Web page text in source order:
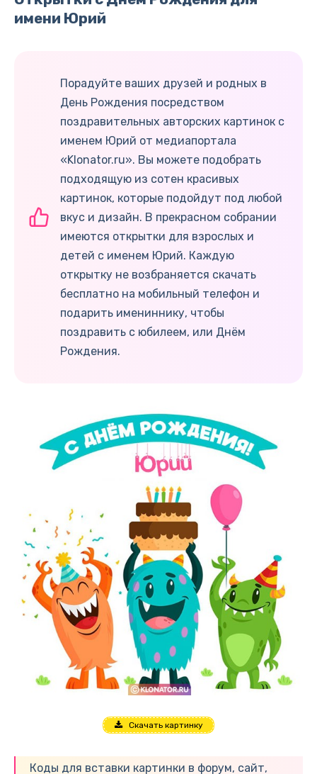
имени Юрий
Порадуйте ваших друзей и родных в
День Рождения посредством
поздравительных авторских картинок с
именем Юрий от медиапортала
«Klonator.ru». Вы можете подобрать
подходящую из сотен красивых
картинок, которые подойдут под любой
вкус и дизайн. В прекрасном собрании
имеются открытки для взрослых и
детей с именем Юрий. Каждую
открытку не возбраняется скачать
бесплатно на мобильный телефон и
подарить имениннику, чтобы
поздравить с юбилеем, или Днём
Рождения.
Скачать картинку
Коды для вставки картинки в форум, сайт,